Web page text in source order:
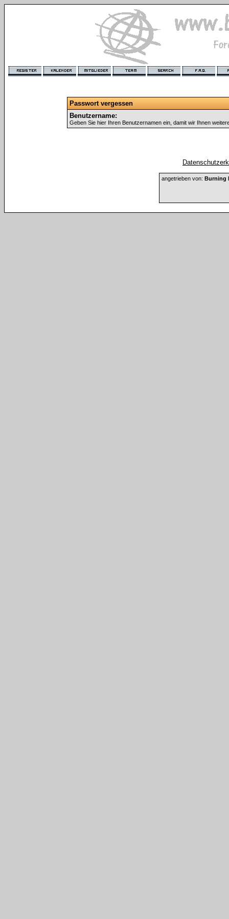
Passwort vergessen
Benutzername:
Geben Sie hier Ihren Benutzernamen ein, damit wir Ihnen
angetrieben von: Burning